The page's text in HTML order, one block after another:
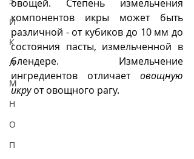
И
К
Л
М
Н
О
П
овощей. Степень измельчения
компонентов икры может быть
различной - от кубиков до 10 мм до
состояния пасты, измельченной в
блендере. Измельчение
ингредиентов отличает овощную
икру от овощного рагу.